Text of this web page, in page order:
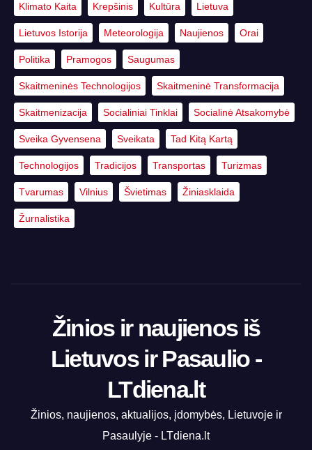
Klimato Kaita Krepšinis Kultūra Lietuva
Lietuvos Istorija Meteorologija Naujienos Orai
Politika Pramogos Saugumas
Skaitmeninės Technologijos Skaitmeninė Transformacija
Skaitmenizacija Socialiniai Tinklai Socialinė Atsakomybė
Sveika Gyvensena Sveikata Tad Kitą Kartą
Technologijos Tradicijos Transportas Turizmas
Tvarumas Vilnius Švietimas Žiniasklaida
Žurnalistika
Žinios ir naujienos iš
Lietuvos ir Pasaulio -
LTdiena.lt
Žinios, naujienos, aktualijos, įdomybės, Lietuvoje ir
Pasaulyje - LTdiena.lt